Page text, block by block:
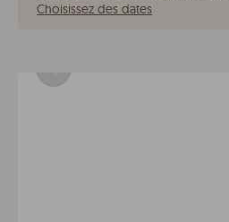
Choisissez des dates